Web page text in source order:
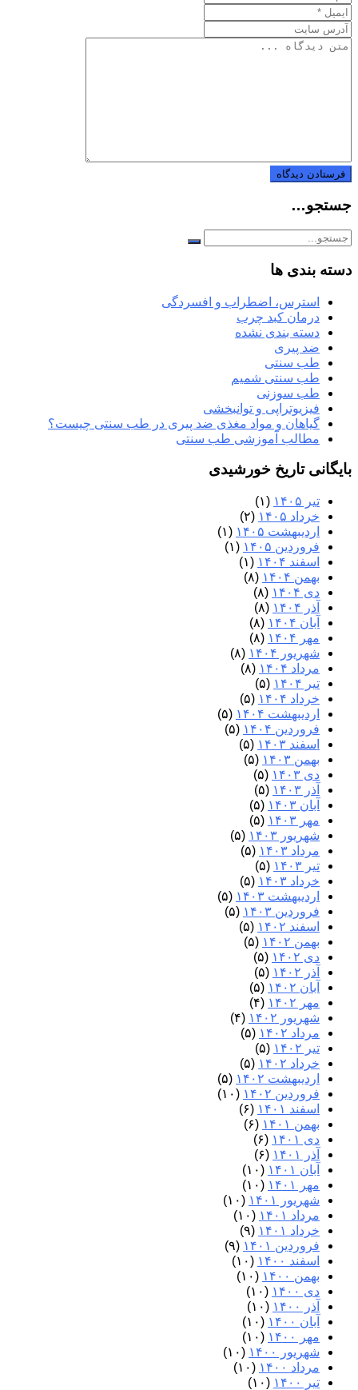
جستجو…
دسته بندی ها
استرس، اضطراب و افسردگی
درمان کبد چرب
دسته بندی نشده
ضد پیری
طب سنتی
طب سنتی شمیم
طب سوزنی
فیزیوتراپی و توانبخشی
گیاهان و مواد مغذی ضد پیری در طب سنتی چیست؟
مطالب آموزشی طب سنتی
بایگانی تاریخ خورشیدی
تیر ۱۴۰۵
(۱)
خرداد ۱۴۰۵
(۲)
اردیبهشت ۱۴۰۵
(۱)
فروردین ۱۴۰۵
(۱)
اسفند ۱۴۰۴
(۱)
بهمن ۱۴۰۴
(۸)
دی ۱۴۰۴
(۸)
آذر ۱۴۰۴
(۸)
آبان ۱۴۰۴
(۸)
مهر ۱۴۰۴
(۸)
شهریور ۱۴۰۴
(۸)
مرداد ۱۴۰۴
(۸)
تیر ۱۴۰۴
(۵)
خرداد ۱۴۰۴
(۵)
اردیبهشت ۱۴۰۴
(۵)
فروردین ۱۴۰۴
(۵)
اسفند ۱۴۰۳
(۵)
بهمن ۱۴۰۳
(۵)
دی ۱۴۰۳
(۵)
آذر ۱۴۰۳
(۵)
آبان ۱۴۰۳
(۵)
مهر ۱۴۰۳
(۵)
شهریور ۱۴۰۳
(۵)
مرداد ۱۴۰۳
(۵)
تیر ۱۴۰۳
(۵)
خرداد ۱۴۰۳
(۵)
اردیبهشت ۱۴۰۳
(۵)
فروردین ۱۴۰۳
(۵)
اسفند ۱۴۰۲
(۵)
بهمن ۱۴۰۲
(۵)
دی ۱۴۰۲
(۵)
آذر ۱۴۰۲
(۵)
آبان ۱۴۰۲
(۵)
مهر ۱۴۰۲
(۴)
شهریور ۱۴۰۲
(۴)
مرداد ۱۴۰۲
(۵)
تیر ۱۴۰۲
(۵)
خرداد ۱۴۰۲
(۵)
اردیبهشت ۱۴۰۲
(۵)
فروردین ۱۴۰۲
(۱۰)
اسفند ۱۴۰۱
(۶)
بهمن ۱۴۰۱
(۶)
دی ۱۴۰۱
(۶)
آذر ۱۴۰۱
(۶)
آبان ۱۴۰۱
(۱۰)
مهر ۱۴۰۱
(۱۰)
شهریور ۱۴۰۱
(۱۰)
مرداد ۱۴۰۱
(۱۰)
خرداد ۱۴۰۱
(۹)
فروردین ۱۴۰۱
(۹)
اسفند ۱۴۰۰
(۱۰)
بهمن ۱۴۰۰
(۱۰)
دی ۱۴۰۰
(۱۰)
آذر ۱۴۰۰
(۱۰)
آبان ۱۴۰۰
(۱۰)
مهر ۱۴۰۰
(۱۰)
شهریور ۱۴۰۰
(۱۰)
مرداد ۱۴۰۰
(۱۰)
تیر ۱۴۰۰
(۱۰)